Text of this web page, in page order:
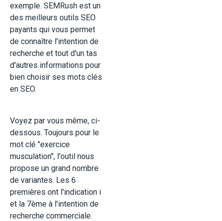
exemple. SEMRush est un
des meilleurs outils SEO
payants qui vous permet
de connaître l'intention de
recherche et tout d'un tas
d'autres informations pour
bien choisir ses mots clés
en SEO.
Voyez par vous même, ci-
dessous. Toujours pour le
mot clé "exercice
musculation", l'outil nous
propose un grand nombre
de variantes. Les 6
premières ont l'indication i
et la 7ème à l'intention de
recherche commerciale.